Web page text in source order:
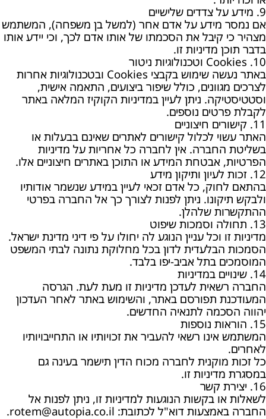
9. מידע על צדדים שלישיים
אם נמסר מידע על אדם אחר (למשל בן משפחה), המשתמש
מצהיר כי קיבל את הסכמתו של אותו אדם לכך, וכי יידע אותו
בדבר תוכן מדיניות זו.
10. Cookies וטכנולוגיות ניטור
באתר נעשה שימוש בקבצי Cookies ובטכנולוגיות אחרות
לצרכים מגוונים, כולל שיפור ביצועים, התאמה אישית,
וסטטיסטיקה. ניתן לעיין במדיניות הקוקיז המלאה באתר
לקבלת פרטים נוספים.
11. קישורים חיצוניים
האתר עשוי לכלול קישורים לאתרים שאינם בבעלות או
בשליטת החברה. אין לחברה כל אחריות על מדיניות
הפרטיות, אבטחת המידע או התוכן באתרים חיצוניים אלו.
12. זכות לעיון ותיקון מידע
בהתאם לחוק, כל אדם זכאי לעיין במידע שנשמר אודותיו
ולבקש תיקונו. ניתן לפנות לצורך כך אל החברה בפרטי
ההתקשרות שלהלן.
13. תחולה וסמכות שיפוט
מדיניות זו וכל עניין הנוגע לה יחולו על פי דיני מדינת ישראל.
הסמכות הבלעדית לדון בכל מחלוקת נתונה לבתי המשפט
המוסמכים בתל אביב-יפו בלבד.
14. שינויים במדיניות
החברה רשאית לעדכן מדיניות זו מעת לעת. הגרסה
המעודכנת תפורסם באתר, והשימוש באתר לאחר העדכון
יהווה הסכמה לתנאיה החדשים.
15. הוראות נוספות
המשתמש אינו רשאי להעביר את זכויותיו או התחייבויותיו
לאחרים.
כל זכות מוקנית לחברה מכוח הדין תישמר בעינה גם
במסגרת מדיניות זו.
16. יצירת קשר
לשאלות או בקשות הנוגעות למדיניות זו, ניתן לפנות אל
החברה באמצעות דוא"ל לכתובת: rotem@autopia.co.il.